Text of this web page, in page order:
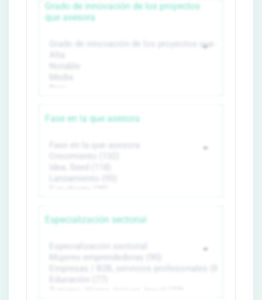
Grado de innovación de los proyectos
que asesora
Fase en la que asesora
Especialización sectorial